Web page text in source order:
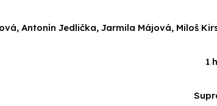
Antonín Jedlička, Jarmila Májová, Miloš
1